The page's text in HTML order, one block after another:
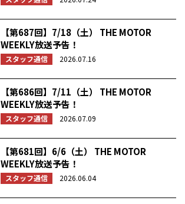
【第687回】7/18（土） THE MOTOR
WEEKLY放送予告！
スタッフ通信 2026.07.16
【第686回】7/11（土） THE MOTOR
WEEKLY放送予告！
スタッフ通信 2026.07.09
【第681回】6/6（土） THE MOTOR
WEEKLY放送予告！
スタッフ通信 2026.06.04